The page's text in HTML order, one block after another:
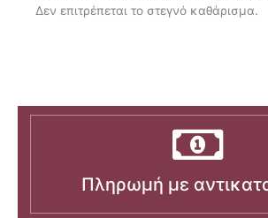
Δεν επιτρέπεται το στεγνό καθάρισμα.
Πληρωμή με